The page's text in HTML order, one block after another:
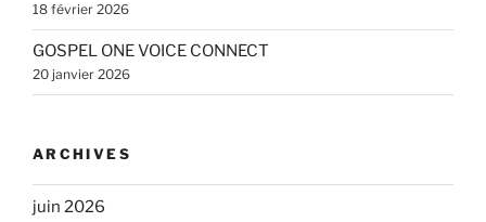
18 février 2026
GOSPEL ONE VOICE CONNECT
20 janvier 2026
ARCHIVES
juin 2026